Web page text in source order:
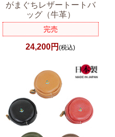
がまぐちレザートートバ
ッグ（牛革）
完売
24,200円(税込)